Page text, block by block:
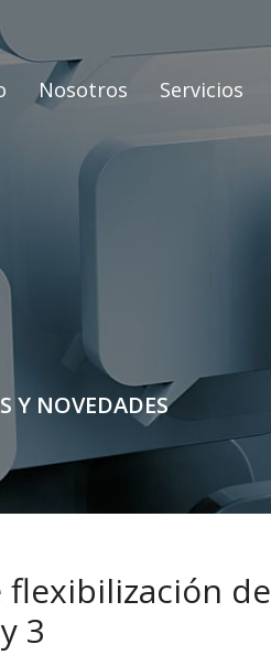
Nosotros Servicios
Y NOVEDADES
flexibilización de
3